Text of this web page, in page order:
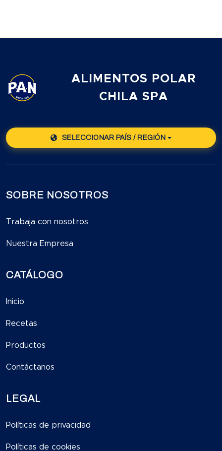
ALIMENTOS POLAR
CHILA SPA
SELECCIONAR PAÍS / REGIÓN
SOBRE NOSOTROS
Trabaja con nosotros
Nuestra Empresa
CATÁLOGO
Inicio
Recetas
Productos
Contáctanos
LEGAL
Políticas de privacidad
Políticas de cookies